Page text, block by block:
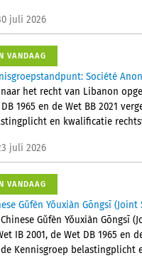
juli 2026
VANDAAG
Société
naar het recht van Libanon
1965 en de Wet BB 2021
en kwalificatie
juli 2026
VANDAAG
Gǔfèn Yǒuxiàn Gōngsī
Chinese Gǔfèn Yǒuxiàn Gōngsī
IB 2001, de Wet DB 1965 en
Kennisgroep belastingplicht